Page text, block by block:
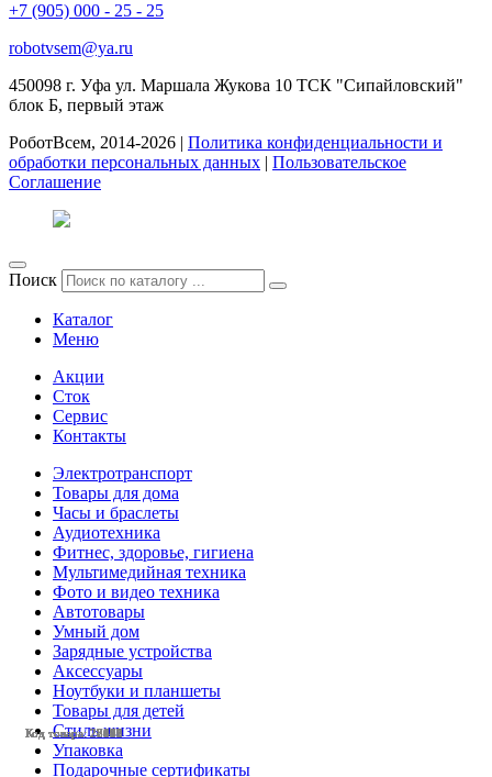
Код товара: 28197
Код товара: 28099
Код товара: 27470
Код товара: 22463
Код товара: 28509
Код товара: 28538
Код товара: 28441
Код товара: 27671
Код товара: 27670
Код товара: 27915
Код товара: 28093
Код товара: 28117
Код товара: 28143
+7 (905) 000 - 25 - 25
robotvsem@ya.ru
450098 г. Уфа ул. Маршала Жукова 10 ТСК "Сипайловский"
блок Б, первый этаж
РоботВсем, 2014-2026 | Политика конфиденциальности и
обработки персональных данных | Пользовательское
Соглашение
Поиск
Каталог
Меню
Акции
Сток
Сервис
Контакты
Электротранспорт
Товары для дома
Часы и браслеты
Аудиотехника
Фитнес, здоровье, гигиена
Мультимедийная техника
Фото и видео техника
Автотовары
Умный дом
Зарядные устройства
Аксессуары
Ноутбуки и планшеты
Товары для детей
Стиль жизни
Упаковка
Подарочные сертификаты